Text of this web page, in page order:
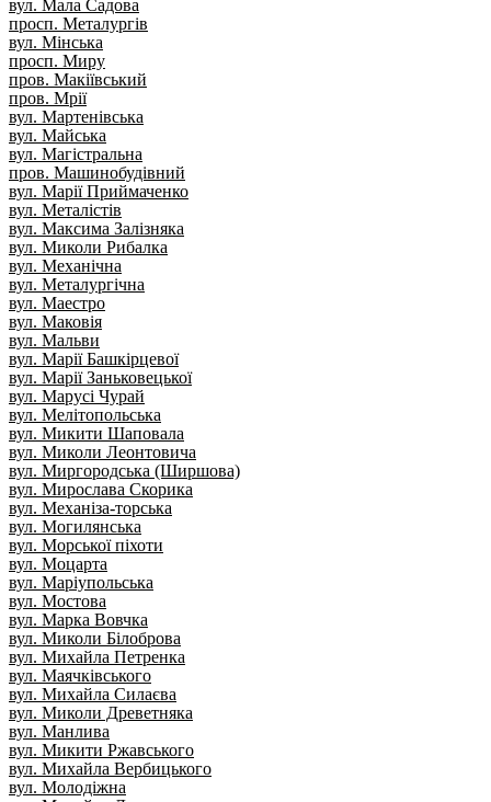
вул. Мала Садова
просп. Металургів
вул. Мінська
просп. Миру
пров. Макіївський
пров. Мрії
вул. Мартенівська
вул. Майська
вул. Магістральна
пров. Машинобудівний
вул. Марії Приймаченко
вул. Металістів
вул. Максима Залізняка
вул. Миколи Рибалка
вул. Механічна
вул. Металургічна
вул. Маестро
вул. Маковія
вул. Мальви
вул. Марії Башкірцевої
вул. Марії Заньковецької
вул. Марусі Чурай
вул. Мелітопольська
вул. Микити Шаповала
вул. Миколи Леонтовича
вул. Миргородська (Ширшова)
вул. Мирослава Скорика
вул. Механіза-торська
вул. Могилянська
вул. Морської піхоти
вул. Моцарта
вул. Маріупольська
вул. Мостова
вул. Марка Вовчка
вул. Миколи Білоброва
вул. Михайла Петренка
вул. Маячківського
вул. Михайла Силаєва
вул. Миколи Древетняка
вул. Манлива
вул. Микити Ржавського
вул. Михайла Вербицького
вул. Молодіжна